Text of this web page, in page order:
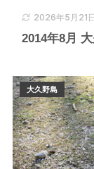
2026年5月21日
2014年8月
大久野島